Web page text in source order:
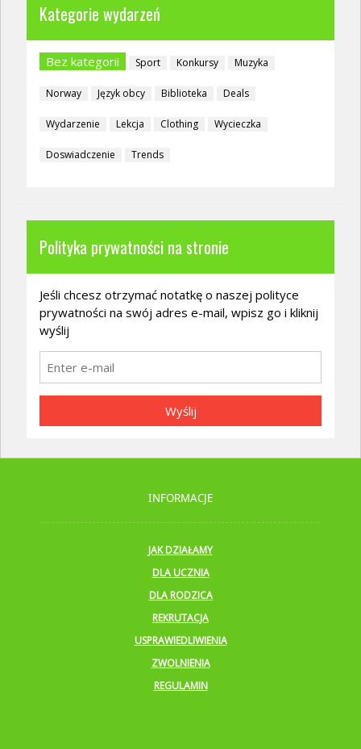
Kategorie wydarzeń
Bez kategorii Sport Konkursy Muzyka
Norway Język obcy Biblioteka Deals
Wydarzenie Lekcja Clothing Wycieczka
Doswiadczenie Trends
Polityka prywatności na stronie
Jeśli chcesz otrzymać notatkę o naszej polityce
prywatności na swój adres e-mail, wpisz go i kliknij
wyślij
Wyślij
INFORMACJE
JAK DZIAŁAMY
DLA UCZNIA
DLA RODZICA
REKRUTACJA
USPRAWIEDLIWIENIA
ZWOLNIENIA
REGULAMIN